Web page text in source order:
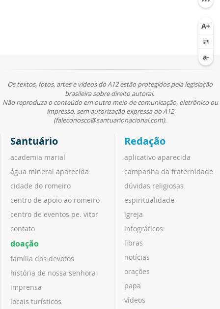
Os textos, fotos, artes e vídeos do A12 estão protegidos pela legislação
brasileira sobre direito autoral.
Não reproduza o conteúdo em outro meio de comunicação, eletrônico ou
impresso, sem autorização expressa do A12
(faleconosco@santuarionacional.com).
Santuário
academia marial
água mineral aparecida
cidade do romeiro
centro de apoio ao romeiro
centro de eventos pe. vitor
contato
doação
família dos devotos
história de nossa senhora
imprensa
locais turísticos
Redação
aplicativo aparecida
campanha da fraternidade
dúvidas religiosas
espiritualidade
igreja
infográficos
libras
notícias
orações
papa
vídeos